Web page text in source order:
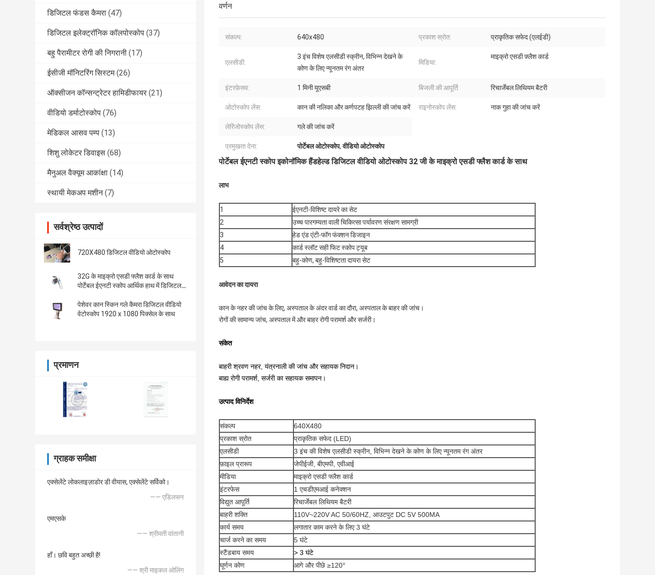
डिजिटल फंडस कैमरा (47)
डिजिटल इलेक्ट्रॉनिक कॉलपोस्कोप (37)
बहु पैरामीटर रोगी की निगरानी (17)
ईसीजी मॉनिटरिंग सिस्टम (26)
ऑक्सीजन कॉन्सन्ट्रेटर हामिडीफायर (21)
वीडियो डर्माटोस्कोप (76)
मेडिकल आसव पम्प (13)
शिशु लोकेटर डिवाइस (68)
मैनुअल वैक्यूम आकांक्षा (14)
स्थायी मेकअप मशीन (7)
सर्वश्रेष्ठ उत्पादों
720X480 डिजिटल वीडियो ओटोस्कोप
32G के माइक्रो एसडी फ्लैश कार्ड के साथ
पोर्टेबल ईएनटी स्कोप आर्थिक हाथ में डिजिटल
पेशेवर कान स्किन गले कैमरा डिजिटल वीडियो
वेटोस्कोप 1920 x 1080 पिक्सेल के साथ
प्रमाणन
ग्राहक समीक्षा
एक्सेलेंटे लोकलाइज़ाडोर डी वीयास, एक्सेलेंटे सर्विको।
—— एडिलसन
एमएसके
—— श्रीमती वांतानी
हाँ। छवि बहुत अच्छी है!
—— श्री माइकल ओलिंग
वर्णन
संकल्प: 640x480 प्रकाश स्रोत: प्राकृतिक सफेद (एलईडी)
एलसीडी:
3 इंच विशेष एलसीडी स्क्रीन, विभिन्न देखने के
कोण के लिए न्यूनतम रंग अंतर
मिडिया:
माइक्रो एसडी फ़्लैश कार्ड
इंटरफ़ेसव: 1 मिनी यूएसबी बिजली की आपूर्ति: रिचार्जेबल लिथियम बैटरी
ओटोस्कोप लेंस: कान की नलिका और कर्णपटह झिल्ली की जांच करें राइनोस्कोप लेंस: नाक गुहा की जांच करें
लेरिंजोस्कोप लेंस: गले की जांच करें
प्रमुखता देना: पोर्टेबल ओटोस्कोप,वीडियो ओटोस्कोप
पोर्टेबल ईएनटी स्कोप इकोनॉमिक हैंडहेल्ड डिजिटल वीडियो ओटोस्कोप 32 जी के माइक्रो एसडी फ्लैश कार्ड के साथ
लाभ
1
ईएनटी-विशिष्ट दायरे का सेट
2
उच्च पारगम्यता वाली चिकित्सा पर्यावरण संरक्षण सामग्री
3
हेड एंड एंटी-फॉग फंक्शन डिजाइन
4
कार्ड स्लॉट सही फिट स्कोप ट्यूब
5
बहु-कोण, बहु-विशिष्टता दायरा सेट
आवेदन का दायरा
कान के नहर की जांच के लिए, अस्पताल के अंदर वार्ड का दौरा, अस्पताल के बाहर की जांच।
रोगों की सामान्य जांच, अस्पताल में और बाहर रोगी परामर्श और सर्जरी।
संकेत
बाहरी श्रवण नहर, यंत्रनाली की जांच और सहायक निदान।
बाह्य रोगी परामर्श, सर्जरी का सहायक समापन।
उत्पाद विनिर्देश
संकल्प
640X480
प्रकाश स्रोत
प्राकृतिक सफेद (LED)
एलसीडी
3 इंच की विशेष एलसीडी स्क्रीन, विभिन्न देखने के कोण के लिए न्यूनतम रंग अंतर
फ़ाइल प्रारूप
जेपीईजी, बीएमपी, एवीआई
मीडिया
माइक्रो एसडी फ्लैश कार्ड
इंटरफेस
1 एचडीएमआई कनेक्शन
विद्युत आपूर्ति
रिचार्जेबल लिथियम बैटरी
बाहरी शक्ति
110V~220V AC 50/60HZ, आउटपुट DC 5V 500MA
कार्य समय
लगातार काम करने के लिए 3 घंटे
चार्ज करने का समय
5 घंटे
स्टैंडबाय समय
> 3 घंटे
घूर्णन कोण
आगे और पीछे ≥120°